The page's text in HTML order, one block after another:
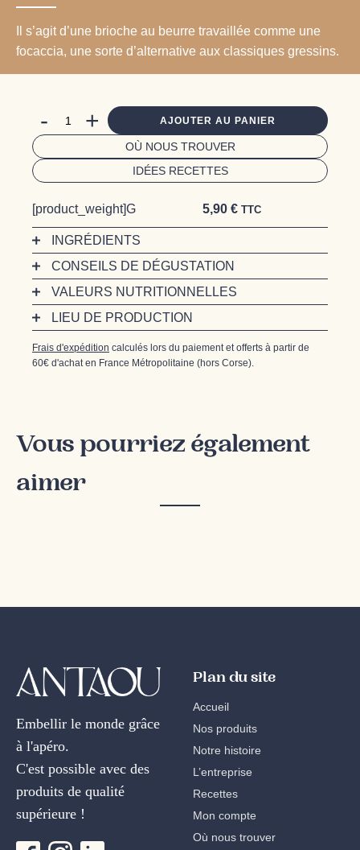
Il s’agit d’une brioche au beurre travaillée comme une
focaccia, une sorte d’alternative aux classiques gressins.
[product_weight]G 5,90 € TTC
INGRÉDIENTS
CONSEILS DE DÉGUSTATION
VALEURS NUTRITIONNELLES
LIEU DE PRODUCTION
Frais d'expédition calculés lors du paiement et offerts à partir de
60€ d'achat en France Métropolitaine (hors Corse).
-
Biscottaou
beurre
&
multigraines
+ AJOUTER AU PANIER
OÙ NOUS TROUVER
IDÉES RECETTES
Vous pourriez également
aimer
Embellir le monde grâce
à l'apéro.
C'est possible avec des
produits de qualité
supérieure !
Plan du site
Accueil
Nos produits
Notre histoire
L’entreprise
Recettes
Mon compte
Où nous trouver